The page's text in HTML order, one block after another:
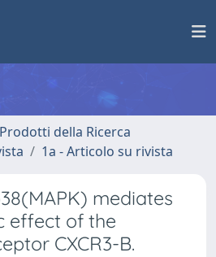
della Ricerca
1a - Articolo su rivista
mediates
effect of the
CXCR3-B.